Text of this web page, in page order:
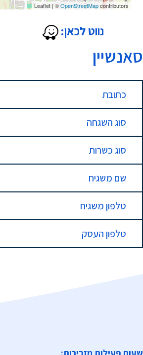
Leaflet | ©OpenStreetMapcontributors
נווט לכאן:
סאנשיין
כתובת
סוג השגחה
סוג כשרות
שם משגיח
טלפון משגיח
טלפון העסק